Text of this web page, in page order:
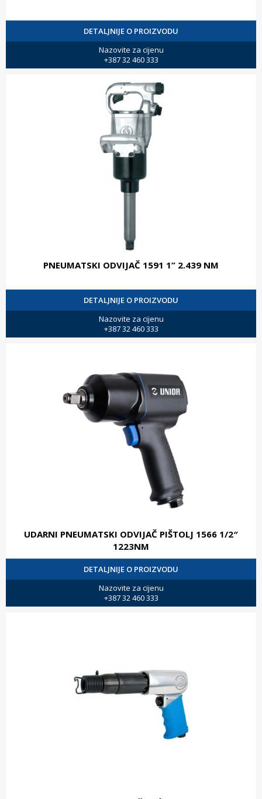
DETALJNIJE O PROIZVODU
Nazovite za cijenu
+387 32 460 333
PNEUMATSKI ODVIJAČ 1591 1” 2.439 NM
DETALJNIJE O PROIZVODU
Nazovite za cijenu
+387 32 460 333
UDARNI PNEUMATSKI ODVIJAČ PIŠTOLJ 1566 1/2″
1223NM
DETALJNIJE O PROIZVODU
Nazovite za cijenu
+387 32 460 333